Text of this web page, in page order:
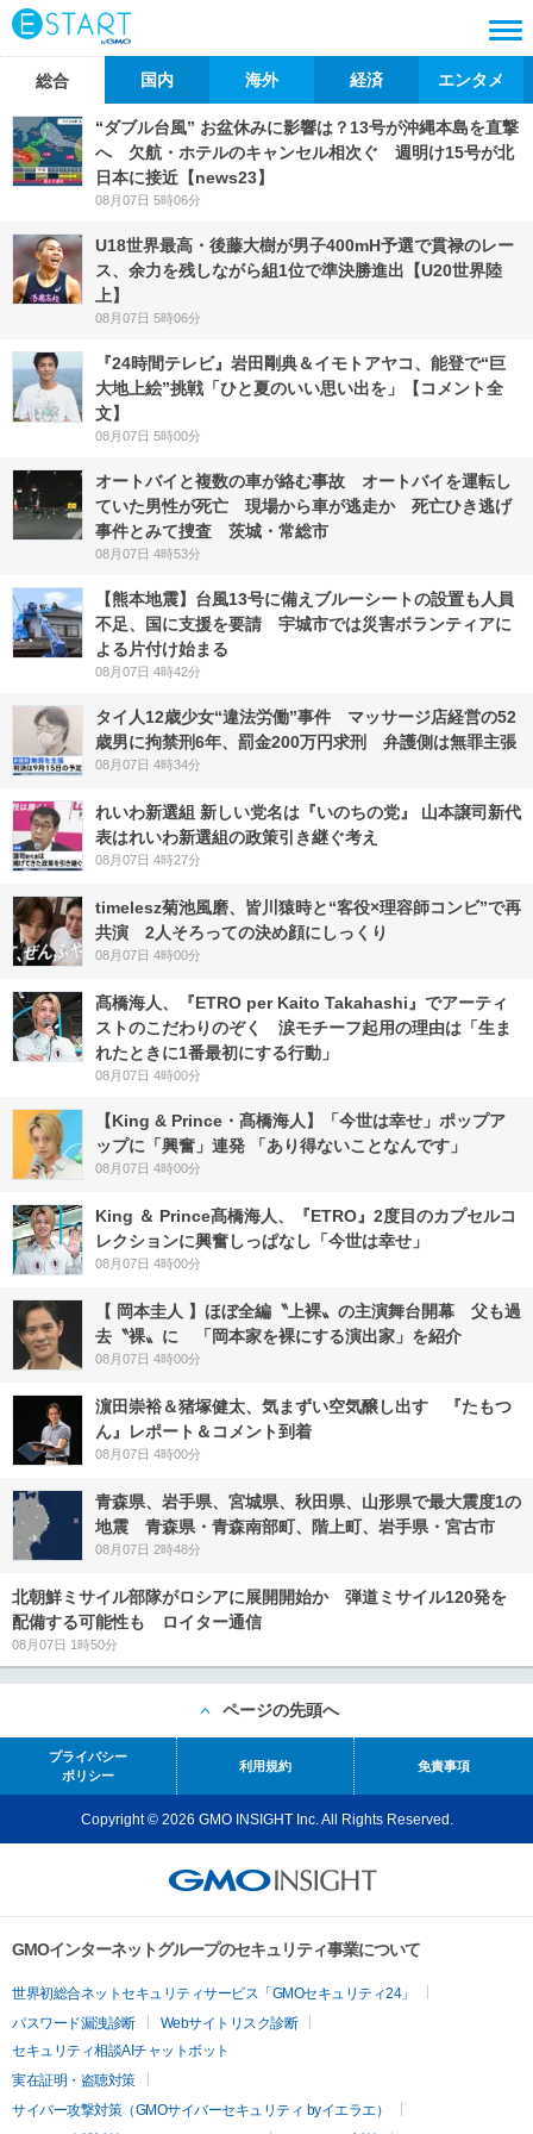
総合 国内 海外 経済 エンタメ
“ダブル台風” お盆休みに影響は？13号が沖縄本島を直撃
へ 欠航・ホテルのキャンセル相次ぐ 週明け15号が北
日本に接近【news23】
08月07日 5時06分
U18世界最高・後藤大樹が男子400mH予選で貫禄のレー
ス、余力を残しながら組1位で準決勝進出【U20世界陸
上】
08月07日 5時06分
『24時間テレビ』岩田剛典＆イモトアヤコ、能登で“巨
大地上絵”挑戦「ひと夏のいい思い出を」【コメント全
文】
08月07日 5時00分
オートバイと複数の車が絡む事故 オートバイを運転し
ていた男性が死亡 現場から車が逃走か 死亡ひき逃げ
事件とみて捜査 茨城・常総市
08月07日 4時53分
【熊本地震】台風13号に備えブルーシートの設置も人員
不足、国に支援を要請 宇城市では災害ボランティアに
よる片付け始まる
08月07日 4時42分
タイ人12歳少女“違法労働”事件 マッサージ店経営の52
歳男に拘禁刑6年、罰金200万円求刑 弁護側は無罪主張
08月07日 4時34分
れいわ新選組 新しい党名は『いのちの党』 山本譲司新代
表はれいわ新選組の政策引き継ぐ考え
08月07日 4時27分
timelesz菊池風磨、皆川猿時と“客役×理容師コンビ”で再
共演 2人そろっての決め顔にしっくり
08月07日 4時00分
髙橋海人、『ETRO per Kaito Takahashi』でアーティ
ストのこだわりのぞく 涙モチーフ起用の理由は「生ま
れたときに1番最初にする行動」
08月07日 4時00分
【King & Prince・髙橋海人】「今世は幸せ」ポップア
ップに「興奮」連発 「あり得ないことなんです」
08月07日 4時00分
King ＆ Prince髙橋海人、『ETRO』2度目のカプセルコ
レクションに興奮しっぱなし「今世は幸せ」
08月07日 4時00分
【 岡本圭人 】ほぼ全編〝上裸〟の主演舞台開幕 父も過
去〝裸〟に 「岡本家を裸にする演出家」を紹介
08月07日 4時00分
濵田崇裕＆猪塚健太、気まずい空気醸し出す 『たもつ
ん』レポート＆コメント到着
08月07日 4時00分
青森県、岩手県、宮城県、秋田県、山形県で最大震度1の
地震 青森県・青森南部町、階上町、岩手県・宮古市
08月07日 2時48分
北朝鮮ミサイル部隊がロシアに展開開始か 弾道ミサイル120発を
配備する可能性も ロイター通信
08月07日 1時50分
ページの先頭へ
プライバシー
ポリシー
利用規約 免責事項
Copyright © 2026 GMO INSIGHT Inc. All Rights Reserved.
GMOインターネットグループのセキュリティ事業について
世界初総合ネットセキュリティサービス「GMOセキュリティ24」
パスワード漏洩診断
Webサイトリスク診断
セキュリティ相談AIチャットボット
実在証明・盗聴対策
サイバー攻撃対策（GMOサイバーセキュリティ byイエラエ）